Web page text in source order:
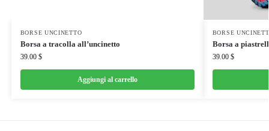
BORSE UNCINETTO
Borsa a tracolla all’uncinetto
39.00 $
Aggiungi al carrello
BORSE
Borsa a
39.00 $